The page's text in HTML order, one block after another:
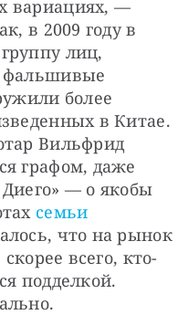
вариациях, —
в 2009 году в
лиц,
фальшивые
более
в Китае.
Вильфрид
графом, даже
— о якобы
семьи
что на рынок
всего, кто-
подделкой.